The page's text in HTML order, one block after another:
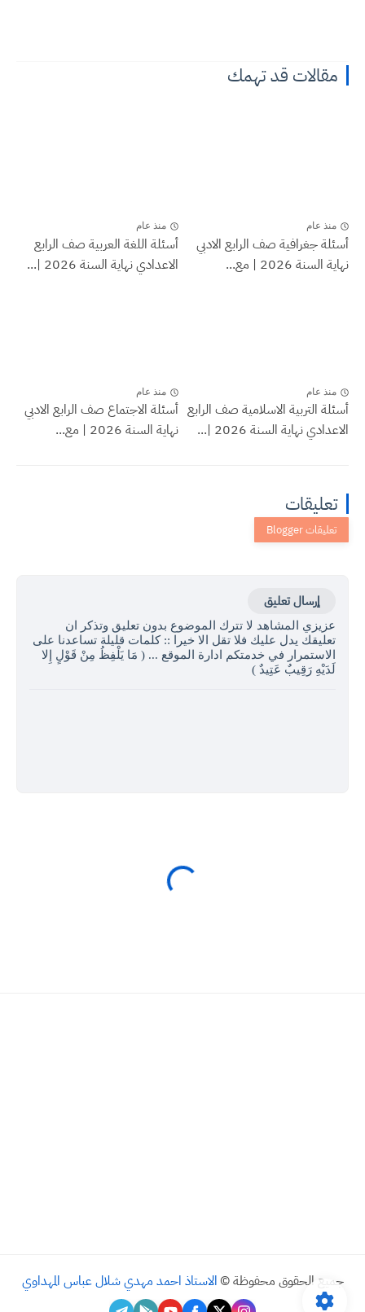
مقالات قد تهمك
منذ عام
أسئلة جغرافية صف الرابع الادبي
نهاية السنة 2026 | مع...
منذ عام
أسئلة اللغة العربية صف الرابع
الاعدادي نهاية السنة 2026 |...
منذ عام
أسئلة التربية الاسلامية صف الرابع
الاعدادي نهاية السنة 2026 |...
منذ عام
أسئلة الاجتماع صف الرابع الادبي
نهاية السنة 2026 | مع...
تعليقات
إرسال تعليق
عزيزي المشاهد لا تترك الموضوع بدون تعليق وتذكر ان
تعليقك يدل عليك فلا تقل الا خيرا :: كلمات قليلة تساعدنا على
الاستمرار في خدمتكم ادارة الموقع ... ( مَا يَلْفِظُ مِنْ قَوْلٍ إِلا
لَدَيْهِ رَقِيبٌ عَتِيدٌ )
جميع الحقوق محفوظة © الاستاذ احمد مهدي شلال عباس المهداوي